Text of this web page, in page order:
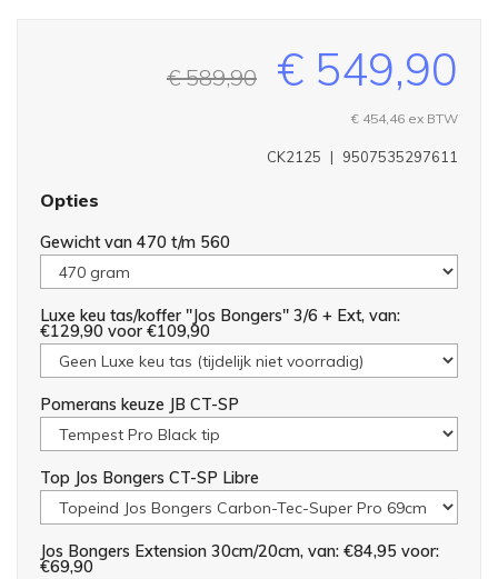
€ 589,90 € 549,90
€ 454,46 ex BTW
9507535297611
|
CK2125
Opties
Gewicht van 470 t/m 560
Luxe keu tas/koffer "Jos Bongers" 3/6 + Ext, van:
€129,90 voor €109,90
Pomerans keuze JB CT-SP
Top Jos Bongers CT-SP Libre
Jos Bongers Extension 30cm/20cm, van: €84,95 voor:
€69,90